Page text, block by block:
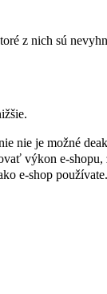
z nich sú
nie je možné
výkon e-
e-shop